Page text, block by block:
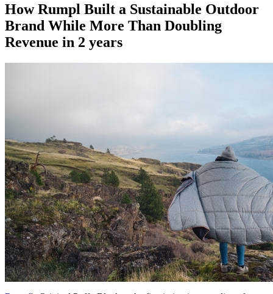
How Rumpl Built a Sustainable Outdoor
Brand While More Than Doubling
Revenue in 2 years